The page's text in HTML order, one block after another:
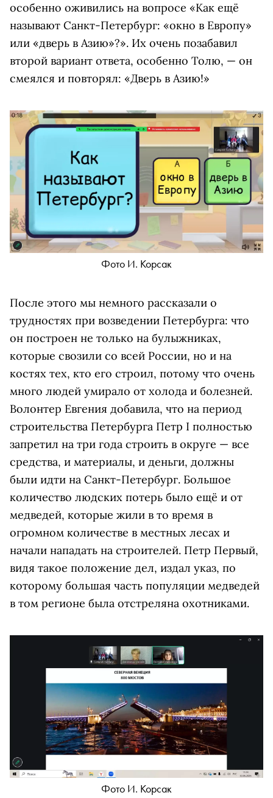
особенно оживились на вопросе «Как ещё
называют Санкт-Петербург: «окно в Европу»
или «дверь в Азию»?». Их очень позабавил
второй вариант ответа, особенно Толю, — он
смеялся и повторял: «Дверь в Азию!»
Фото И. Корсак
После этого мы немного рассказали о
трудностях при возведении Петербурга: что
он построен не только на булыжниках,
которые свозили со всей России, но и на
костях тех, кто его строил, потому что очень
много людей умирало от холода и болезней.
Волонтер Евгения добавила, что на период
строительства Петербурга Петр I полностью
запретил на три года строить в округе — все
средства, и материалы, и деньги, должны
были идти на Санкт-Петербург. Большое
количество людских потерь было ещё и от
медведей, которые жили в то время в
огромном количестве в местных лесах и
начали нападать на строителей. Петр Первый,
видя такое положение дел, издал указ, по
которому большая часть популяции медведей
в том регионе была отстреляна охотниками.
Фото И. Корсак